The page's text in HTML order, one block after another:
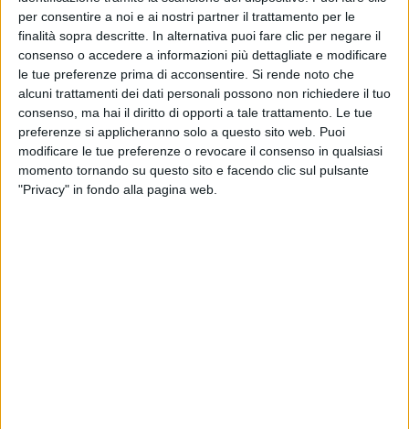
per consentire a noi e ai nostri partner il trattamento per le
finalità sopra descritte. In alternativa puoi fare clic per negare il
consenso o accedere a informazioni più dettagliate e modificare
le tue preferenze prima di acconsentire. Si rende noto che
alcuni trattamenti dei dati personali possono non richiedere il tuo
consenso, ma hai il diritto di opporti a tale trattamento. Le tue
preferenze si applicheranno solo a questo sito web. Puoi
modificare le tue preferenze o revocare il consenso in qualsiasi
momento tornando su questo sito e facendo clic sul pulsante
"Privacy" in fondo alla pagina web.
Oltre 6mila articoli
contraffatti sequestrati nei
magazzini di Malpensa da
inizio 2026
ITALIA 3 GIUGNO 2026